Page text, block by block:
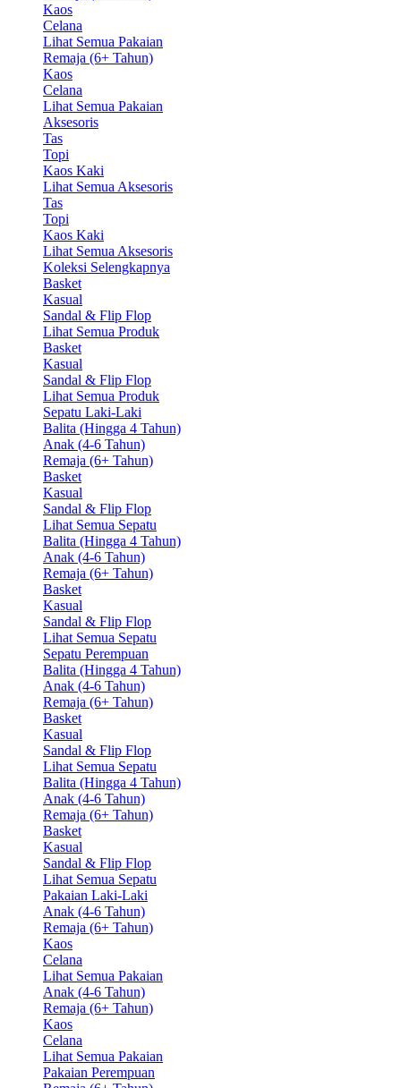
Kaos
Celana
Lihat Semua Pakaian
Remaja (6+ Tahun)
Kaos
Celana
Lihat Semua Pakaian
Aksesoris
Tas
Topi
Kaos Kaki
Lihat Semua Aksesoris
Tas
Topi
Kaos Kaki
Lihat Semua Aksesoris
Koleksi Selengkapnya
Basket
Kasual
Sandal & Flip Flop
Lihat Semua Produk
Basket
Kasual
Sandal & Flip Flop
Lihat Semua Produk
Sepatu Laki-Laki
Balita (Hingga 4 Tahun)
Anak (4-6 Tahun)
Remaja (6+ Tahun)
Basket
Kasual
Sandal & Flip Flop
Lihat Semua Sepatu
Balita (Hingga 4 Tahun)
Anak (4-6 Tahun)
Remaja (6+ Tahun)
Basket
Kasual
Sandal & Flip Flop
Lihat Semua Sepatu
Sepatu Perempuan
Balita (Hingga 4 Tahun)
Anak (4-6 Tahun)
Remaja (6+ Tahun)
Basket
Kasual
Sandal & Flip Flop
Lihat Semua Sepatu
Balita (Hingga 4 Tahun)
Anak (4-6 Tahun)
Remaja (6+ Tahun)
Basket
Kasual
Sandal & Flip Flop
Lihat Semua Sepatu
Pakaian Laki-Laki
Anak (4-6 Tahun)
Remaja (6+ Tahun)
Kaos
Celana
Lihat Semua Pakaian
Anak (4-6 Tahun)
Remaja (6+ Tahun)
Kaos
Celana
Lihat Semua Pakaian
Pakaian Perempuan